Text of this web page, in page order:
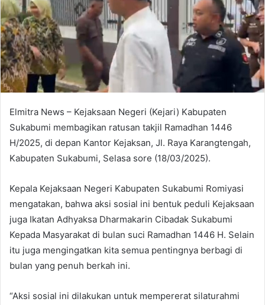
Elmitra News – Kejaksaan Negeri (Kejari) Kabupaten
Sukabumi membagikan ratusan takjil Ramadhan 1446
H/2025, di depan Kantor Kejaksan, Jl. Raya Karangtengah,
Kabupaten Sukabumi, Selasa sore (18/03/2025).
Kepala Kejaksaan Negeri Kabupaten Sukabumi Romiyasi
mengatakan, bahwa aksi sosial ini bentuk peduli Kejaksaan
juga Ikatan Adhyaksa Dharmakarin Cibadak Sukabumi
Kepada Masyarakat di bulan suci Ramadhan 1446 H. Selain
itu juga mengingatkan kita semua pentingnya berbagi di
bulan yang penuh berkah ini.
“Aksi sosial ini dilakukan untuk mempererat silaturahmi